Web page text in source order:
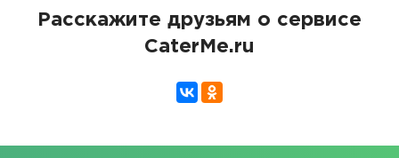
Расскажите друзьям о сервисе
CaterMe.ru